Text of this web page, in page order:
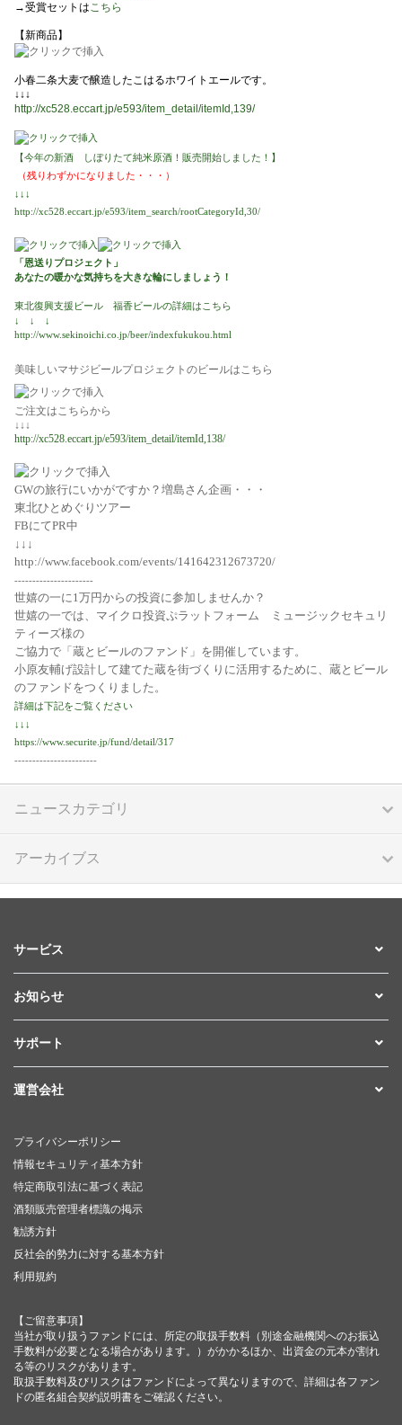
→受賞セットはこちら
【新商品】
小春二条大麦で醸造したこはるホワイトエールです。
↓↓↓
http://xc528.eccart.jp/e593/item_detail/itemId,139/
【今年の新酒 しぼりたて純米原酒！販売開始しました！】
（残りわずかになりました・・・）
↓↓↓
http://xc528.eccart.jp/e593/item_search/rootCategoryId,30/
「恩送りプロジェクト」
あなたの暖かな気持ちを大きな輪にしましょう！
東北復興支援ビール 福香ビールの詳細はこちら
↓ ↓ ↓
http://www.sekinoichi.co.jp/beer/indexfukukou.html
美味しいマサジビールプロジェクトのビールはこちら
ご注文はこちらから
↓↓↓
http://xc528.eccart.jp/e593/item_detail/itemId,138/
GWの旅行にいかがですか？増島さん企画・・・
東北ひとめぐりツアー
FBにてPR中
↓↓↓
http://www.facebook.com/events/141642312673720/
----------------------
世嬉の一に1万円からの投資に参加しませんか？
世嬉の一では、マイクロ投資ぷラットフォーム ミュージックセキュリ
ティーズ様の
ご協力で「蔵とビールのファンド」を開催しています。
小原友輔げ設計して建てた蔵を街づくりに活用するために、蔵とビール
のファンドをつくりました。
詳細は下記をご覧ください
↓↓↓
https://www.securite.jp/fund/detail/317
-----------------------
ニュースカテゴリ
アーカイブス
サービス
お知らせ
サポート
運営会社
プライバシーポリシー
情報セキュリティ基本方針
特定商取引法に基づく表記
酒類販売管理者標識の掲示
勧誘方針
反社会的勢力に対する基本方針
利用規約
【ご留意事項】
当社が取り扱うファンドには、所定の取扱手数料（別途金融機関へのお振込
手数料が必要となる場合があります。）がかかるほか、出資金の元本が割れ
る等のリスクがあります。
取扱手数料及びリスクはファンドによって異なりますので、詳細は各ファン
ドの匿名組合契約説明書をご確認ください。